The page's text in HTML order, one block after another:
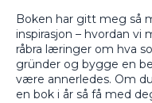
Boken har gitt meg så
inspirasjon – hvordan vi
råbra læringer om hva
gründer og bygge en
være annerledes. Om
en bok i år så få med